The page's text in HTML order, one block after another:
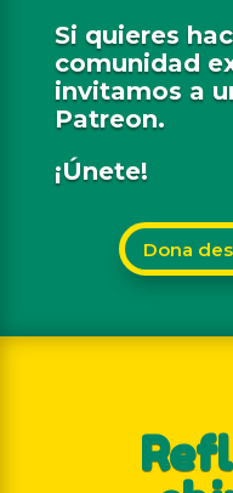
Si quieres
comunidad
invitamos a
Patreon.
¡Únete!
Dona